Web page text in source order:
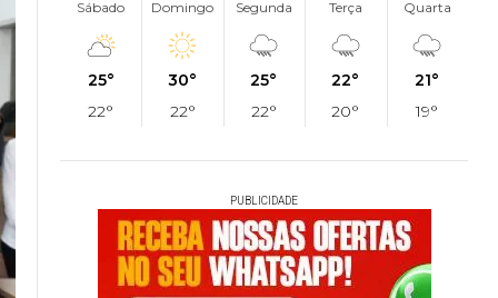
Sábado
25°
22°
Domingo
30°
22°
Segunda
25°
22°
Terça
22°
20°
Quarta
21°
19°
PUBLICIDADE